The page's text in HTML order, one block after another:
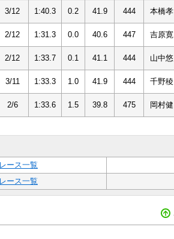
3/12 1:40.3 0.2 41.9 444 本橋孝
2/12 1:31.3 0.0 40.6 447 吉原寛
2/12 1:33.7 0.1 41.1 444 山中悠
3/11 1:33.3 1.0 41.9 444 千野稜
2/6 1:33.6 1.5 39.8 475 岡村健
レース一覧
レース一覧